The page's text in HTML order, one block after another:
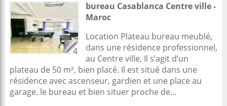
4
bureau Casablanca Centre ville -
Maroc
Location Plateau bureau meublé,
dans une résidence professionnel,
au Centre ville, Il s’agit d’un
plateau de 50 m², bien placé. Il est situé dans une
résidence avec ascenseur, gardien et une place au
garage. le bureau et bien situer proche de...